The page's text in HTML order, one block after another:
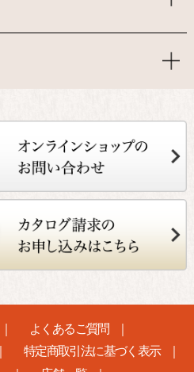
よくあるご質問
特定商取引法に基づく表示